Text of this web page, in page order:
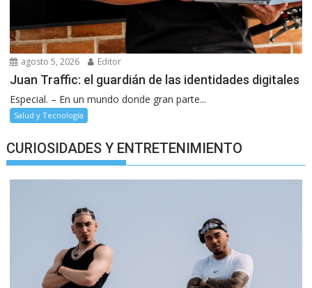
agosto 5, 2026 Editor
Juan Traffic: el guardián de las identidades digitales
Especial. – En un mundo donde gran parte...
Salud y Tecnología
CURIOSIDADES Y ENTRETENIMIENTO